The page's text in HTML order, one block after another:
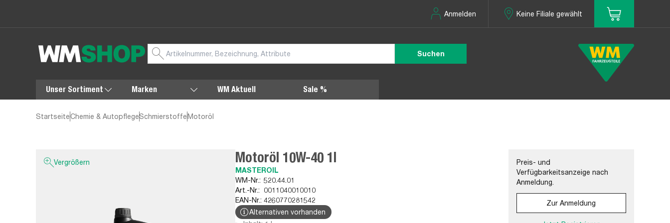
Anmelden Keine Filiale gewählt
Suchen
Unser Sortiment Marken WM Aktuell Sale %
StartseiteChemie & AutopflegeSchmierstoffeMotoröl
Vergrößern Motoröl 10W-40 1l
MASTEROIL
WM-Nr.: 520.44.01
Art.-Nr.: 0011040010010
EAN-Nr.: 4260770281542
Alternativen vorhanden
Preis- und
Verfügbarkeitsanzeige nach
Anmeldung.
Zur Anmeldung